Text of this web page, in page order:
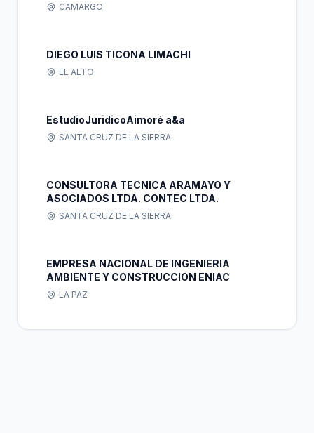
CAMARGO
DIEGO LUIS TICONA LIMACHI
EL ALTO
EstudioJuridicoAimoré a&a
SANTA CRUZ DE LA SIERRA
CONSULTORA TECNICA ARAMAYO Y
ASOCIADOS LTDA. CONTEC LTDA.
SANTA CRUZ DE LA SIERRA
EMPRESA NACIONAL DE INGENIERIA
AMBIENTE Y CONSTRUCCION ENIAC
LA PAZ